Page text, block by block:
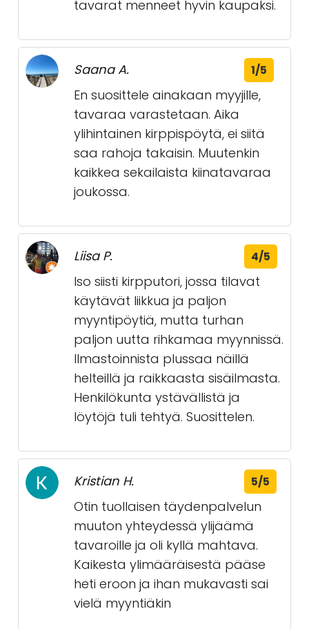
tavarat menneet hyvin kaupaksi.
Saana A. 1/5
En suosittele ainakaan myyjille,
tavaraa varastetaan. Aika
ylihintainen kirppispöytä, ei siitä
saa rahoja takaisin. Muutenkin
kaikkea sekailaista kiinatavaraa
joukossa.
Liisa P. 4/5
Iso siisti kirpputori, jossa tilavat
käytävät liikkua ja paljon
myyntipöytiä, mutta turhan
paljon uutta rihkamaa myynnissä.
Ilmastoinnista plussaa näillä
helteillä ja raikkaasta sisäilmasta.
Henkilökunta ystävällistä ja
löytöjä tuli tehtyä. Suosittelen.
Kristian H. 5/5
Otin tuollaisen täydenpalvelun
muuton yhteydessä ylijäämä
tavaroille ja oli kyllä mahtava.
Kaikesta ylimääräisestä pääse
heti eroon ja ihan mukavasti sai
vielä myyntiäkin